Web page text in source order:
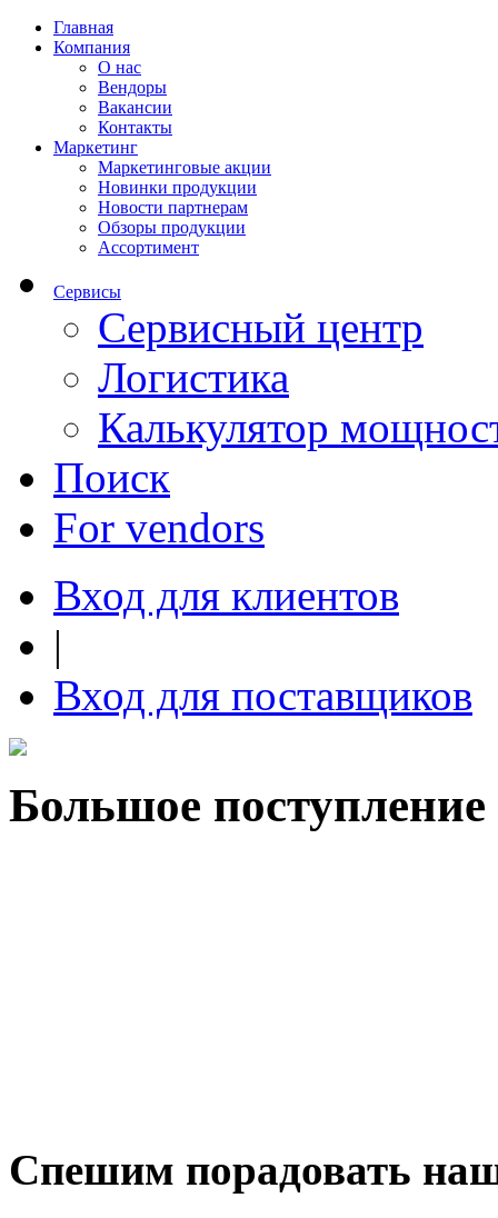
Главная
Компания
О нас
Вендоры
Вакансии
Контакты
Маркетинг
Маркетинговые акции
Новинки продукции
Новости партнерам
Обзоры продукции
Ассортимент
Сервисы
Сервисный центр
Логистика
Калькулятор
Поиск
For vendors
Вход для клиентов
|
Вход для поставщиков
Большое поступление
Спешим порадовать